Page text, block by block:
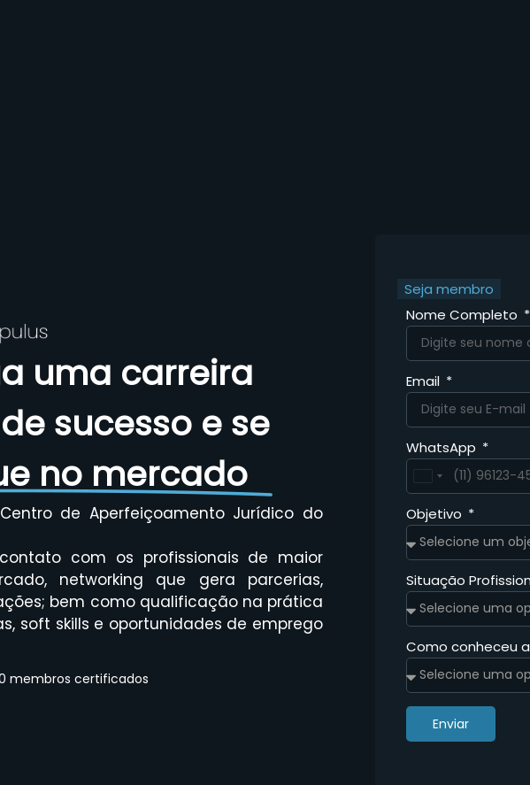
uma carreira
sucesso e se
no mercado
de Aperfeiçoamento Jurídico do
com os profissionais de maior
networking que gera parcerias,
bem como qualificação na prática
soft skills e oportunidades de emprego
membros certificados
Seja membro
Nome Completo
Email
WhatsApp
Brazil
+55
Objetivo
Situação
Como conheceu
Enviar